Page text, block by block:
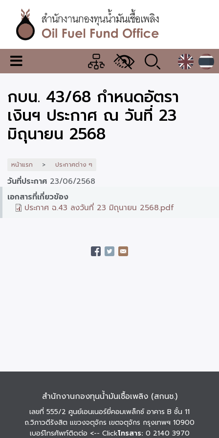
เนื้อหา
หลักสำนักงาน
กองทุน
น้ำมัน
เชื้อ
เพลิง
เมนู
เปลี่ยน
แสดง
ผล
กบน. 43/68 กำหนดอัตรา
เงินฯ ประกาศ ณ วันที่ 23
มิถุนายน 2568
หน้าแรก ประกาศต่าง ๆ
วันที่ประกาศ 23/06/2568
เอกสารที่เกี่ยวข้อง
ประกาศ ฉ.43 ลงวันที่ 23 มิถุนายน 2568.pdf
สำนักงานกองทุนน้ำมันเชื้อเพลิง (สกนช.)
เลขที่ 555/2 ศูนย์เอนเนอร์ยี่คอมเพล็กซ์ อาคาร B ชั้น 11
ถ.วิภาวดีรังสิต แขวงจตุจักร เขตจตุจักร กรุงเทพฯ 10900
เบอร์โทรศัพท์ติดต่อ <-- Clickโทรสาร: 0 2140 3970